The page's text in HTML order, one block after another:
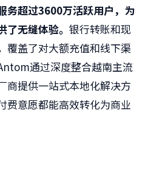
务超过3600万活跃用户，为
无缝体验。 银行转账和现
覆盖了对大额充值和线下渠
通过深度整合越南主流
商提供一站式本地化解决方
费意愿都能高效转化为商业